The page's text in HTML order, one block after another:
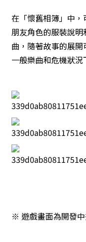
在「懷舊相簿」中
朋友角色的服裝說
曲，隨著故事的展
一般樂曲和危機狀
※ 遊戲畫面為開發中